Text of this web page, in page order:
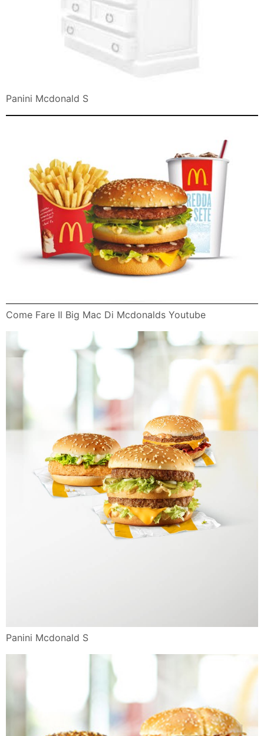
Panini Mcdonald S
Come Fare Il Big Mac Di Mcdonalds Youtube
Panini Mcdonald S